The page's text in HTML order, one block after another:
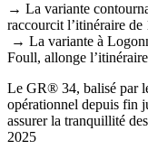
→ La variante
raccourcit l’itinéraire de
→ La variante à
Foull, allonge
Le GR® 34, balisé par
opérationnel depuis fin
assurer la tranquillité
2025